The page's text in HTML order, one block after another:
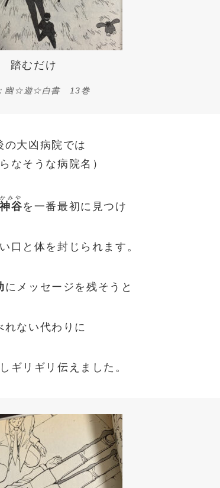
踏むだけ
幽☆遊☆白書 13巻
の大凶病院では
なそうな病院名）
神谷
かみや
を一番最初に見つけ
口と体を封じられます。
にメッセージを残そうと
れない代わりに
ギリギリ伝えました。